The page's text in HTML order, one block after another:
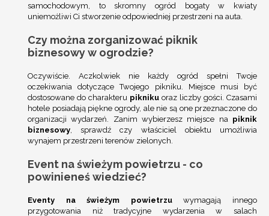
samochodowym, to skromny ogród bogaty w kwiaty
uniemożliwi Ci stworzenie odpowiedniej przestrzeni na auta.
Czy można zorganizować piknik
biznesowy w ogrodzie?
Oczywiście. Aczkolwiek nie każdy ogród spełni Twoje
oczekiwania dotyczące Twojego pikniku. Miejsce musi być
dostosowane do charakteru pikniku oraz liczby gości. Czasami
hotele posiadają piękne ogrody, ale nie są one przeznaczone do
organizacji wydarzeń. Zanim wybierzesz miejsce na piknik
biznesowy
sprawdź czy właściciel obiektu umożliwia
wynajem przestrzeni terenów zielonych.
Event na świeżym powietrzu - co
powinieneś wiedzieć?
Eventy na świeżym powietrzuwymagają innego
przygotowania niż tradycyjne wydarzenia w salach